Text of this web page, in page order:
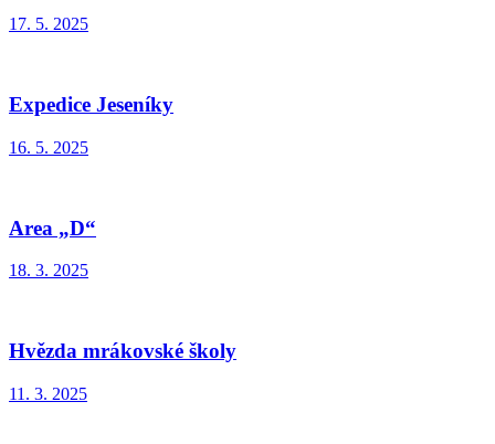
17. 5. 2025
Expedice Jeseníky
16. 5. 2025
Area „D“
18. 3. 2025
Hvězda mrákovské školy
11. 3. 2025